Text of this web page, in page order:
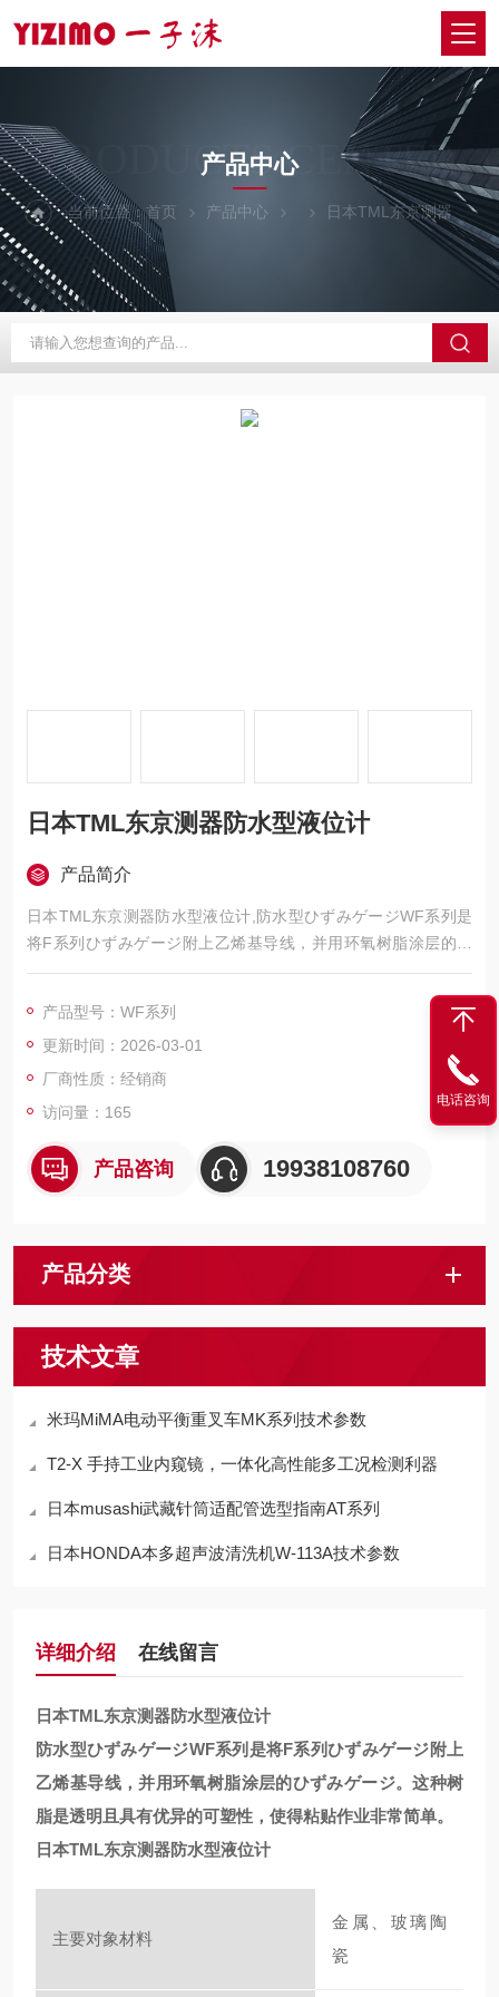
PRODUCTS CENTER
产品中心
当前位置：首页 产品中心 日本TML东京测器
日本TML东京测器防水型液位计
产品简介
日本TML东京测器防水型液位计,防水型ひずみゲージWF系列是
将F系列ひずみゲージ附上乙烯基导线，并用环氧树脂涂层的ひ
ずみゲージ。这种树脂是透明且具有优异的可塑性，使得粘贴作
产品型号：WF系列
更新时间：2026-03-01
厂商性质：经销商
访问量：165
产品咨询 19938108760
产品分类
技术文章
米玛MiMA电动平衡重叉车MK系列技术参数
T2-X 手持工业内窥镜，一体化高性能多工况检测利器
日本musashi武藏针筒适配管选型指南AT系列
日本HONDA本多超声波清洗机W-113A技术参数
详细介绍 在线留言
日本TML东京测器防水型液位计
防水型ひずみゲージWF系列是将F系列ひずみゲージ附上
乙烯基导线，并用环氧树脂涂层的ひずみゲージ。这种树
脂是透明且具有优异的可塑性，使得粘贴作业非常简单。
日本TML东京测器防水型液位计
主要对象材料
金属、玻璃陶
瓷
电话咨询